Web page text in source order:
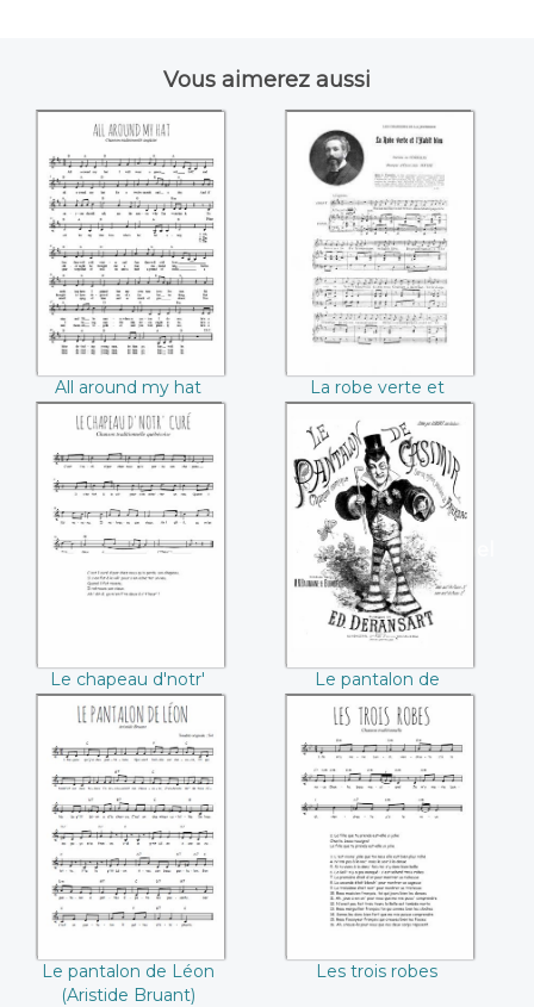
Vous aimerez aussi
All around my hat
All around my hat
La robe verte et
l'habit bleu
(Fortolis / Edouard
Mathe)
La robe verte et
l'habit bleu (Fortolis /
Edouard Mathe)
Le chapeau d'notr'
curé
Le chapeau d'notr'
curé
Le pantalon de
Casimir
(Baumaine et Blondel
/ Edouard
Deransart)
Le pantalon de
Casimir
(Baumaine et Blondel
/ Edouard Deransart)
Le pantalon de
Léon (Aristide
Bruant)
Le pantalon de Léon
(Aristide Bruant)
Les trois robes
Les trois robes